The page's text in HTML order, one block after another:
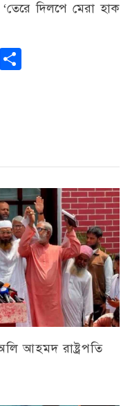
দিলপে মেরা হাক
Pinterest
অলি আহমদ রাষ্ট্রপতি